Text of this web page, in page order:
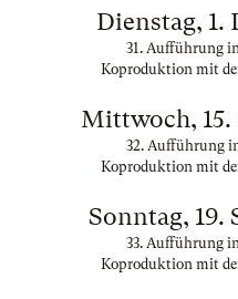
Dienstag, 1.
31. Aufführung
Koproduktion mit
Mittwoch, 15.
32. Aufführung
Koproduktion mit
Sonntag, 19.
33. Aufführung
Koproduktion mit